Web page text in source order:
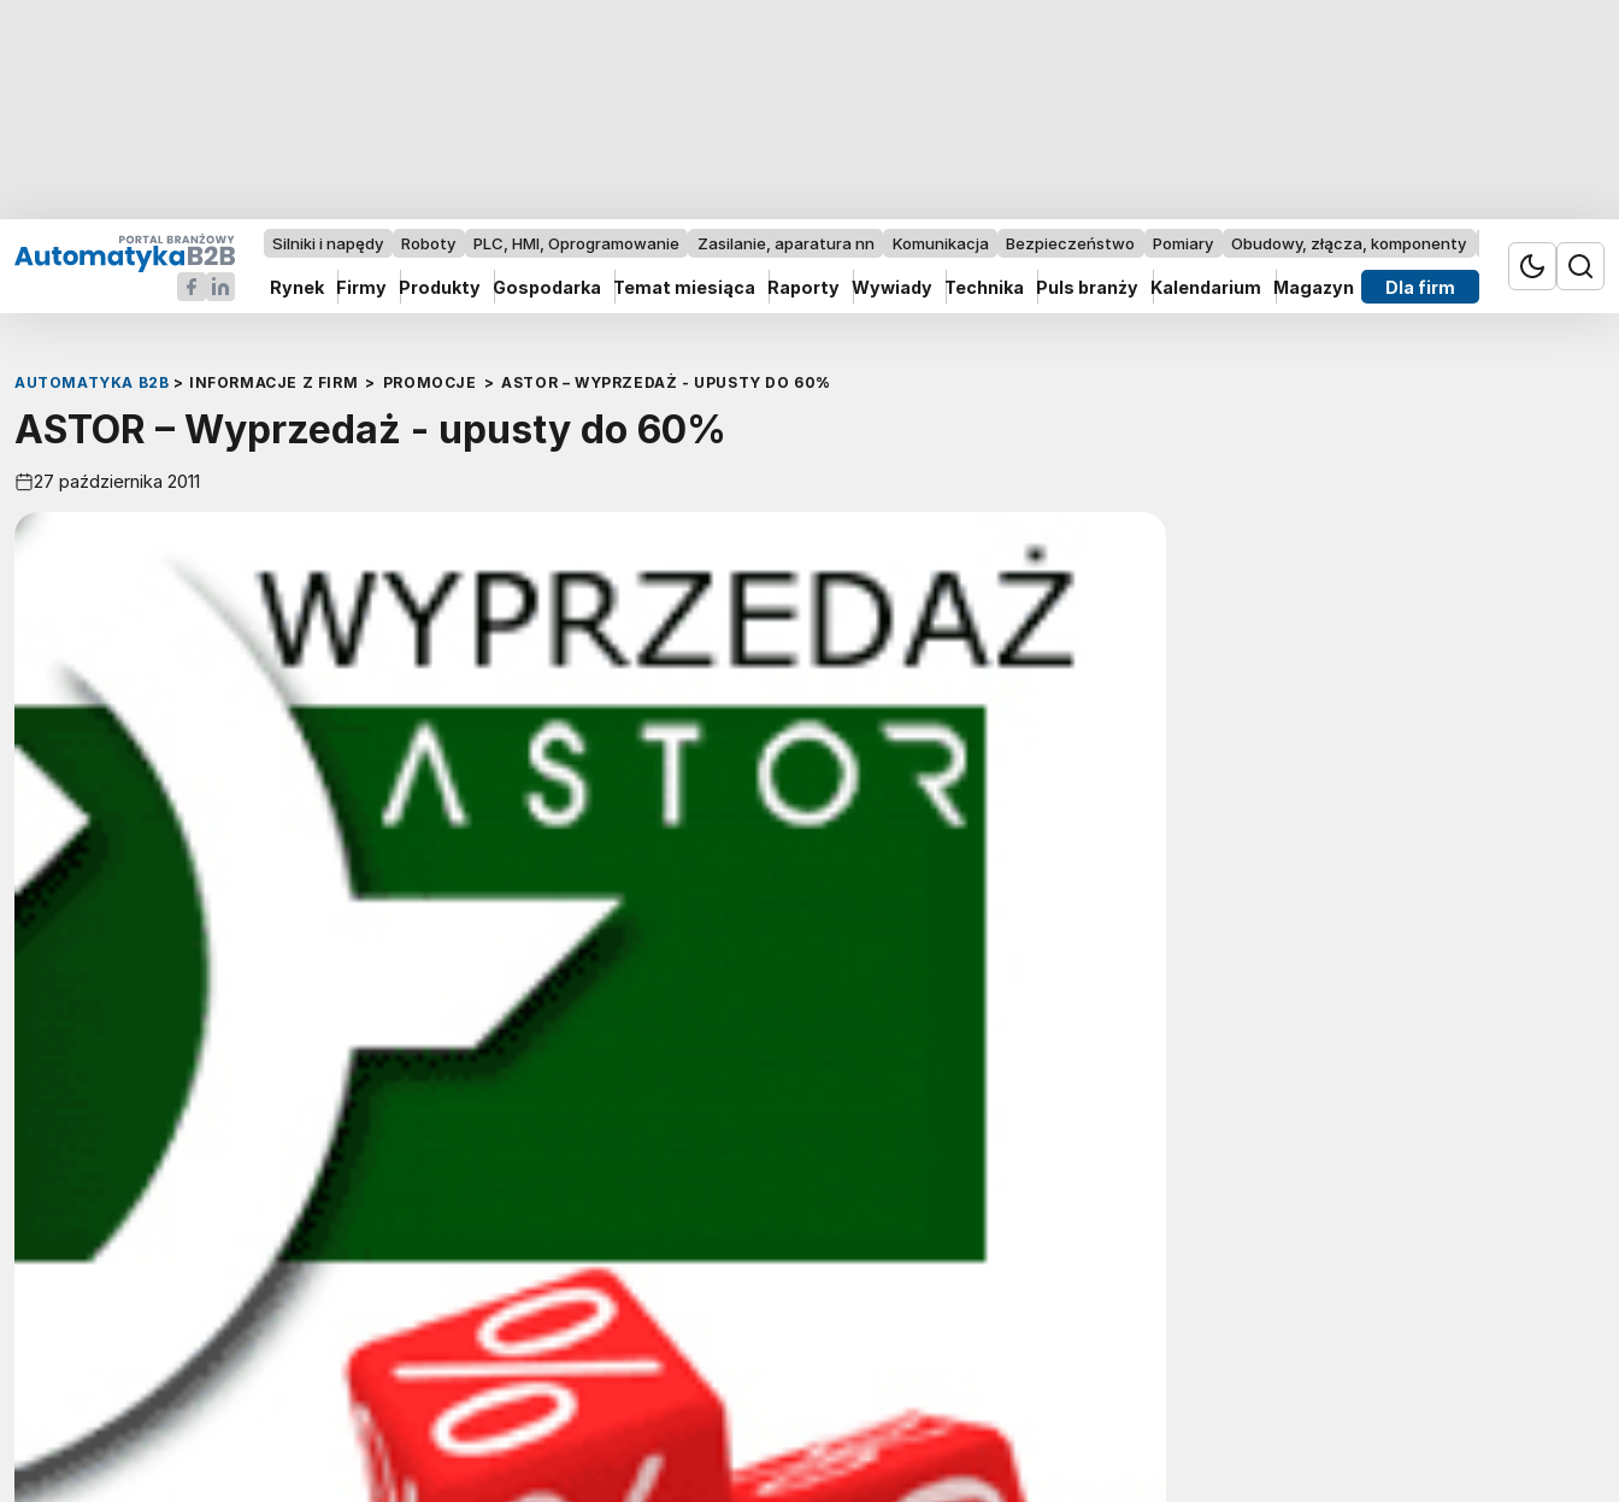
Silniki i napędy Roboty PLC, HMI, Oprogramowanie Zasilanie, aparatura nn Komunikacja Bezpieczeństwo Pomiary Obudowy, złącza, komponenty Przemysł 4.0
Rynek Firmy Produkty Gospodarka Temat miesiąca Raporty Wywiady Technika Puls branży Kalendarium Magazyn Dla firm
AUTOMATYKA B2B > INFORMACJE Z FIRM > PROMOCJE > ASTOR – WYPRZEDAŻ - UPUSTY DO 60%
ASTOR – Wyprzedaż - upusty do 60%
27 października 2011